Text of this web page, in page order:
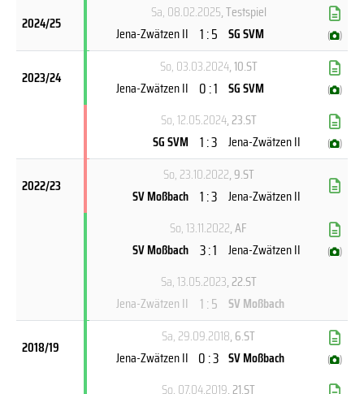
2024/25
Sa, 08.02.2025, Testspiel
Jena-Zwätzen II 1 : 5 SG SVM ( )
2023/24
So, 03.03.2024, 10.ST
Jena-Zwätzen II 0 : 1 SG SVM ( )
So, 12.05.2024, 23.ST
SG SVM 1 : 3 Jena-Zwätzen II ( )
2022/23
So, 23.10.2022, 9.ST
SV Moßbach 1 : 3 Jena-Zwätzen II
So, 13.11.2022, AF
SV Moßbach 3 : 1 Jena-Zwätzen II ( )
Sa, 13.05.2023, 22.ST
Jena-Zwätzen II 1 : 5 SV Moßbach
2018/19
Sa, 29.09.2018, 6.ST
Jena-Zwätzen II 0 : 3 SV Moßbach ( )
So, 07.04.2019, 21.ST